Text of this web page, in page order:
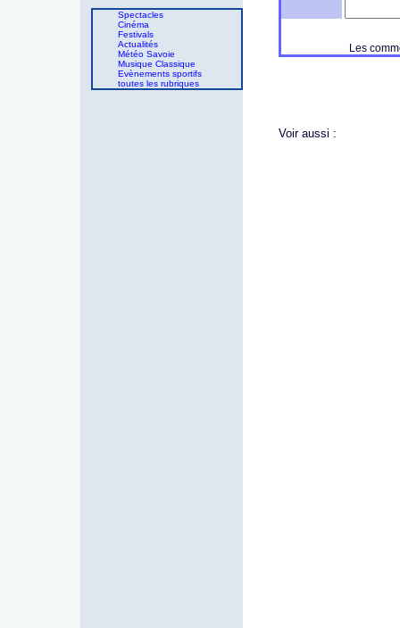
Spectacles
Cinéma
Festivals
Actualités
Météo Savoie
Musique Classique
Evènements sportifs
toutes les rubriques
Les
Voir aussi :